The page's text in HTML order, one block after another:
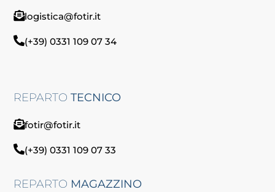
logistica@fotir.it
(+39) 0331 109 07 34
REPARTOTECNICO
fotir@fotir.it
(+39) 0331 109 07 33
REPARTO MAGAZZINO